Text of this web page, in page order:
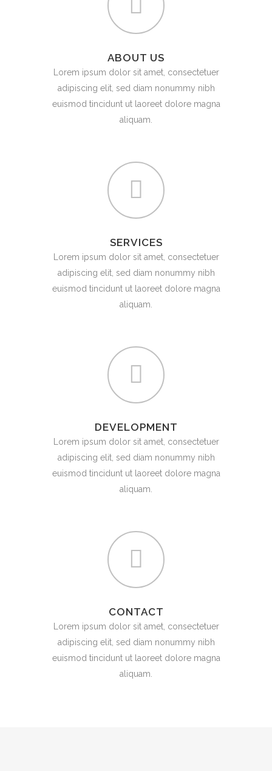
ABOUT US
Lorem ipsum dolor sit amet, consectetuer
adipiscing elit, sed diam nonummy nibh
euismod tincidunt ut laoreet dolore magna
aliquam.
SERVICES
Lorem ipsum dolor sit amet, consectetuer
adipiscing elit, sed diam nonummy nibh
euismod tincidunt ut laoreet dolore magna
aliquam.
DEVELOPMENT
Lorem ipsum dolor sit amet, consectetuer
adipiscing elit, sed diam nonummy nibh
euismod tincidunt ut laoreet dolore magna
aliquam.
CONTACT
Lorem ipsum dolor sit amet, consectetuer
adipiscing elit, sed diam nonummy nibh
euismod tincidunt ut laoreet dolore magna
aliquam.